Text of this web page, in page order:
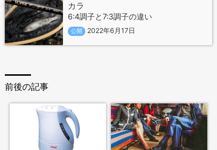
カラ
6:4調子と7:3調子の違い
公開 2022年6月17日
前後の記事